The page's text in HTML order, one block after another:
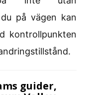
på vägen kan
kontrollpunkten
guider,